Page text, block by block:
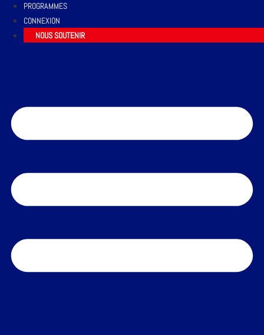
PROGRAMMES
CONNEXION
NOUS SOUTENIR